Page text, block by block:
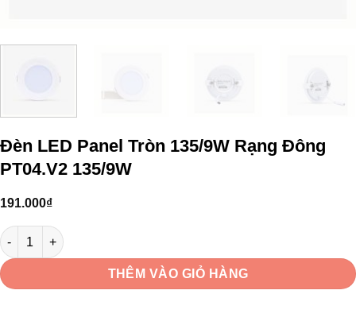
Đèn LED Panel Tròn 135/9W Rạng Đông
PT04.V2 135/9W
191.000₫
Đèn LED Panel Tròn 135/9W Rạng Đông PT04.V2 135/9W số lượng
THÊM VÀO GIỎ HÀNG